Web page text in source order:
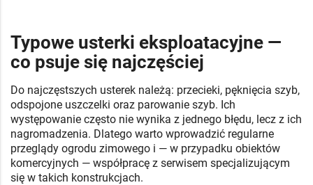
Typowe usterki eksploatacyjne —
co psuje się najczęściej
Do najczęstszych usterek należą: przecieki, pęknięcia szyb,
odspojone uszczelki oraz parowanie szyb. Ich
występowanie często nie wynika z jednego błędu, lecz z ich
nagromadzenia. Dlatego warto wprowadzić regularne
przeglądy ogrodu zimowego i — w przypadku obiektów
komercyjnych — współpracę z serwisem specjalizującym
się w takich konstrukcjach.